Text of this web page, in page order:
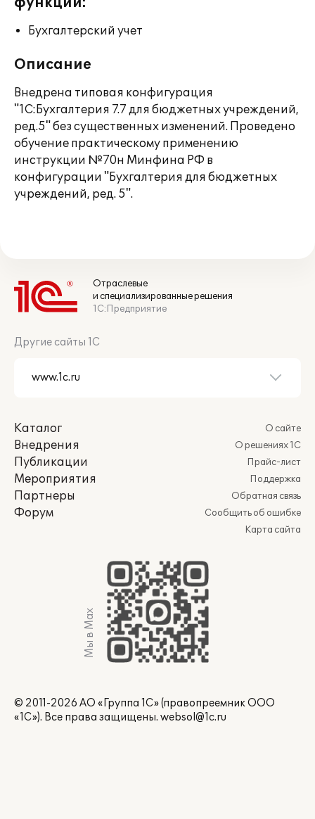
Бухгалтерский учет
Описание
Внедрена типовая конфигурация
"1С:Бухгалтерия 7.7 для бюджетных учреждений,
ред.5" без существенных изменений. Проведено
обучение практическому применению
инструкции №70н Минфина РФ в
конфигурации "Бухгалтерия для бюджетных
учреждений, ред. 5".
Отраслевые
и специализированные решения
1С:Предприятие
Другие сайты 1С
Каталог
Внедрения
Публикации
Мероприятия
Партнеры
Форум
О сайте
О решениях 1С
Прайс-лист
Поддержка
Обратная связь
Сообщить об ошибке
Карта сайта
Мы в Max
© 2011-2026 АО «Группа 1С» (правопреемник ООО
«1С»). Все права защищены. websol@1c.ru